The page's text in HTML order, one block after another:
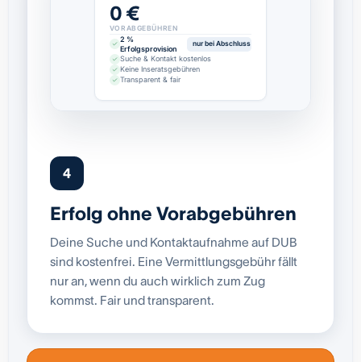
0 €
VORABGEBÜHREN
2 %
Erfolgsprovision
nur bei Abschluss
Suche & Kontakt kostenlos
Keine Inseratsgebühren
Transparent & fair
4
Erfolg ohne Vorabgebühren
Deine Suche und Kontaktaufnahme auf DUB
sind kostenfrei. Eine Vermittlungsgebühr fällt
nur an, wenn du auch wirklich zum Zug
kommst. Fair und transparent.